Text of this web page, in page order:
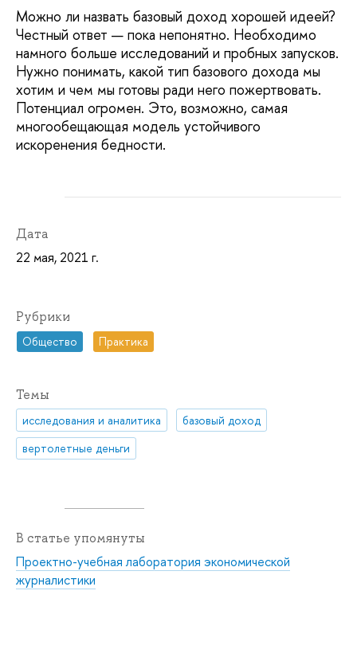
Можно ли назвать базовый доход хорошей идеей?
Честный ответ — пока непонятно. Необходимо
намного больше исследований и пробных запусков.
Нужно понимать, какой тип базового дохода мы
хотим и чем мы готовы ради него пожертвовать.
Потенциал огромен. Это, возможно, самая
многообещающая модель устойчивого
искоренения бедности.
Дата
22 мая, 2021 г.
Рубрики
Общество Практика
Темы
исследования и аналитика
базовый доход
вертолетные деньги
В статье упомянуты
Проектно-учебная лаборатория экономической
журналистики